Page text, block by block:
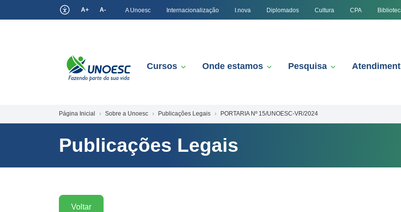
A+ A- A Unoesc Internacionalização I.nova Diplomados Cultura CPA
Cursos Onde estamos Pesquisa
Página Inicial Sobre a Unoesc Publicações Legais PORTARIA Nº 15/UNOESC-VR/2024
Publicações Legais
Voltar